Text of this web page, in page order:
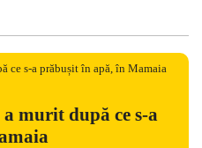
murit după ce s-a